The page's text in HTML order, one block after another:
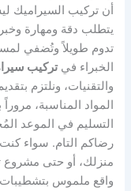
أن تركيب السيراميك
يتطلب دقة ومهارة
تدوم طويلاً وتُضفي
الخبراء فيتركيب
والتقنيات، ونلتزم
المواد المناسبة،
التسليم في الموعد
رضاكم التام. سواء
منزلك، أو حتى مشروع